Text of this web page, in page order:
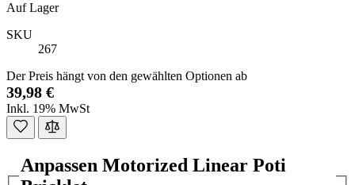
Auf Lager
SKU
267
Der Preis hängt von den gewählten Optionen ab
39,98 €
Inkl. 19% MwSt
Anpassen Motorized Linear Poti